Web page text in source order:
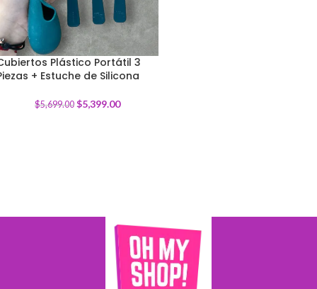
-5%
Plástico Portátil 3
+ Estuche de Silicona
$5,699.00 $5,399.00